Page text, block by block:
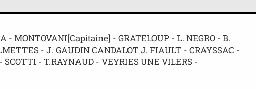
- MONTOVANI[Capitaine] - GRATELOUP - L. NEGRO - B.
- J. GAUDIN CANDALOT J. FIAULT - CRAYSSAC -
SCOTTI - T.RAYNAUD - VEYRIES UNE VILERS -